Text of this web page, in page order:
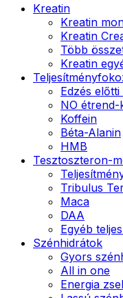
Kreatin
Kreatin
Kreatin
Több
Kreatin
Edzés
NO étrend-
Koffein
Béta-Alanin
HMB
Tesztoszteron-
Tribulus
Maca
DAA
Egyéb
Szénhidrátok
Gyors
All in one
Energia